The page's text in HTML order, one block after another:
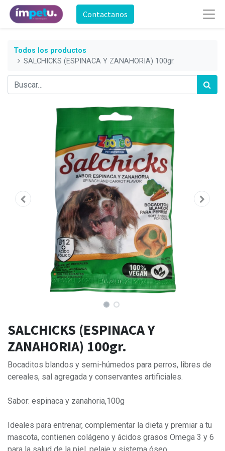
Contactanos
Todos los productos
SALCHICKS (ESPINACA Y ZANAHORIA) 100gr.
SALCHICKS (ESPINACA Y
ZANAHORIA) 100gr.
Bocaditos blandos y semi-húmedos para perros, libres de
cereales, sal agregada y conservantes artificiales.
Sabor: espinaca y zanahoria,100g
Ideales para entrenar, complementar la dieta y premiar a tu
mascota, contienen colágeno y ácidos grasos Omega 3 y 6